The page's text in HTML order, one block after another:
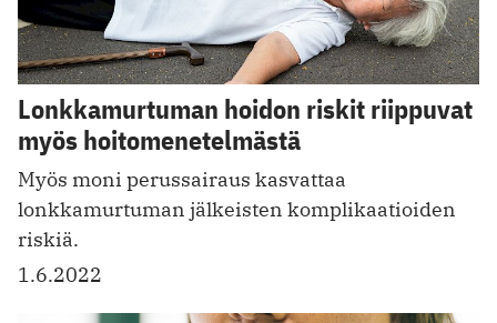
Lonkkamurtuman hoidon riskit riippuvat
myös hoitomenetelmästä
Myös moni perussairaus kasvattaa
lonkkamurtuman jälkeisten komplikaatioiden
riskiä.
1.6.2022